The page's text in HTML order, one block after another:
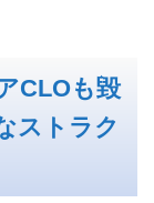
CLOも毀
ストラク